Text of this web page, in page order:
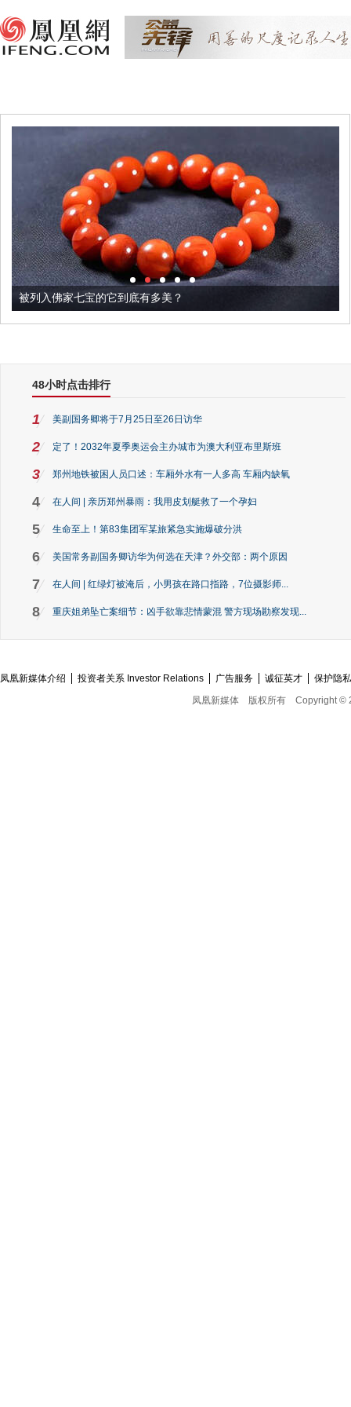
被列入佛家七宝的它到底有多美？
48小时点击排行
1 美副国务卿将于7月25日至26日访华
2 定了！2032年夏季奥运会主办城市为澳大利亚布里斯班
3 郑州地铁被困人员口述：车厢外水有一人多高 车厢内缺氧
4 在人间 | 亲历郑州暴雨：我用皮划艇救了一个孕妇
5 生命至上！第83集团军某旅紧急实施爆破分洪
6 美国常务副国务卿访华为何选在天津？外交部：两个原因
7 在人间 | 红绿灯被淹后，小男孩在路口指路，7位摄影师...
8 重庆姐弟坠亡案细节：凶手欲靠悲情蒙混 警方现场勘察发现...
凤凰新媒体介绍 投资者关系 Investor Relations 广告服务 诚征英才
保护隐
凤凰新媒体
版权所有 Copyright ©